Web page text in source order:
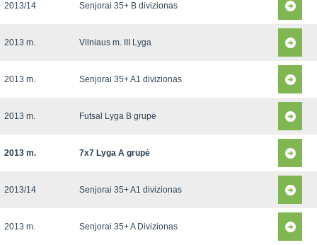
2013/14 Senjorai 35+ B divizionas
2013 m. Vilniaus m. III Lyga
2013 m. Senjorai 35+ A1 divizionas
2013 m. Futsal Lyga B grupė
2013 m. 7x7 Lyga A grupė
2013/14 Senjorai 35+ A1 divizionas
2013 m. Senjorai 35+ A Divizionas